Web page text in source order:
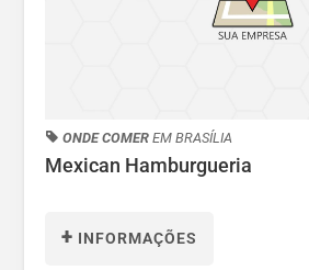
ONDE COMER EM BRASÍLIA
Mexican Hamburgueria
+ INFORMAÇÕES